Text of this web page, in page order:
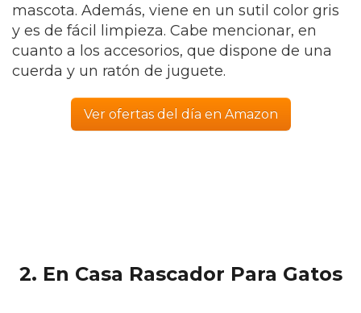
mascota. Además, viene en un sutil color gris
y es de fácil limpieza. Cabe mencionar, en
cuanto a los accesorios, que dispone de una
cuerda y un ratón de juguete.
Ver ofertas del día en Amazon
2. En Casa Rascador Para Gatos